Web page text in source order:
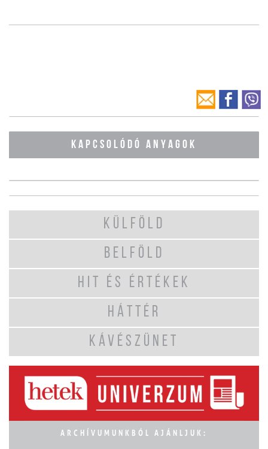
KAPCSOLÓDÓ ANYAGOK
KÜLFÖLD
BELFÖLD
HIT ÉS ÉRTÉKEK
HÁTTÉR
KÁVÉSZÜNET
ARCHÍVUMUNKBÓL AJÁNLJUK: